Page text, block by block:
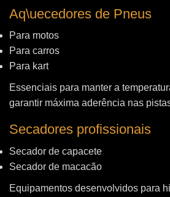
Aq\uecedores de Pneus
Para motos
Para carros
Para kart
Essenciais para manter a
garantir máxima aderência nas
Secadores profissionais
Secador de capacete
Secador de macacão
Equipamentos desenvolvidos para